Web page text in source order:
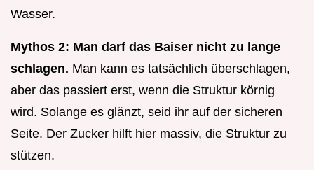
Wasser.
Mythos 2: Man darf das Baiser nicht zu lange
schlagen. Man kann es tatsächlich überschlagen,
aber das passiert erst, wenn die Struktur körnig
wird. Solange es glänzt, seid ihr auf der sicheren
Seite. Der Zucker hilft hier massiv, die Struktur zu
stützen.